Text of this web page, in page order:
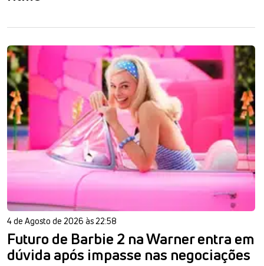
4 de Agosto de 2026 às 22:58
Futuro de Barbie 2 na Warner entra em
dúvida após impasse nas negociações